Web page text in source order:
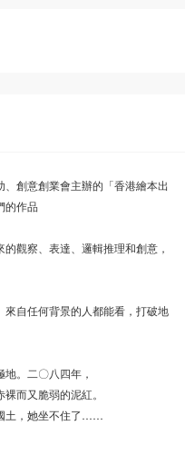
、創意創業會主辦的「香港繪本出
的作品
觀察、表達、邏輯推理和創意，
來自任何背景的人都能看，打破地
。二〇八四年，
而又脆弱的泥紅。
土，她坐不住了……